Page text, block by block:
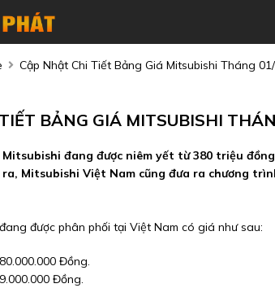
Cập Nhật Chi Tiết Bảng Giá Mitsubishi Tháng
BẢNG GIÁ MITSUBISHI
Mitsubishi đang được niêm yết từ 380 triệu
Mitsubishi Việt Nam cũng đưa ra chương
được phân phối tại Việt Nam có giá như sau:
Đồng.
Đồng.